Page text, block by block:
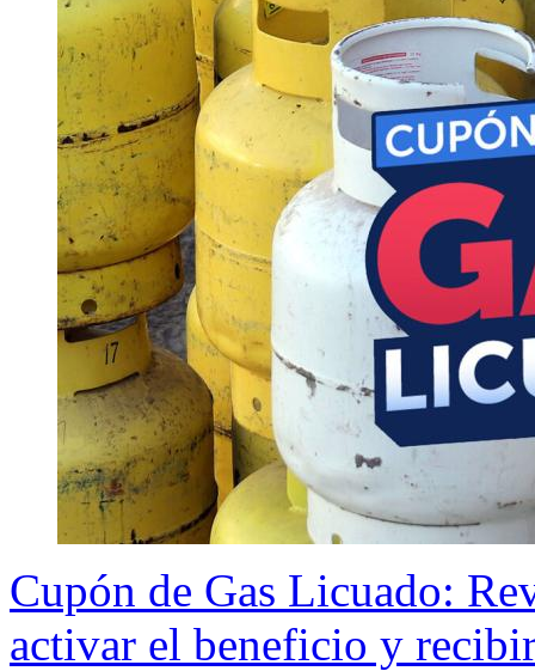
Cupón de Gas Licuado:
activar el beneficio y